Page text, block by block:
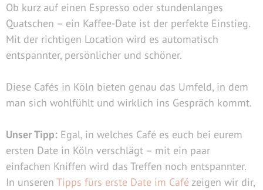
Ob kurz auf einen Espresso oder stundenlanges
Quatschen – ein Kaffee-Date ist der perfekte Einstieg.
Mit der richtigen Location wird es automatisch
entspannter, persönlicher und schöner.
Diese Cafés in Köln bieten genau das Umfeld, in dem
man sich wohlfühlt und wirklich ins Gespräch kommt.
Unser Tipp: Egal, in welches Café es euch bei eurem
ersten Date in Köln verschlägt – mit ein paar
einfachen Kniffen wird das Treffen noch entspannter.
In unseren Tipps fürs erste Date im Café zeigen wir dir,